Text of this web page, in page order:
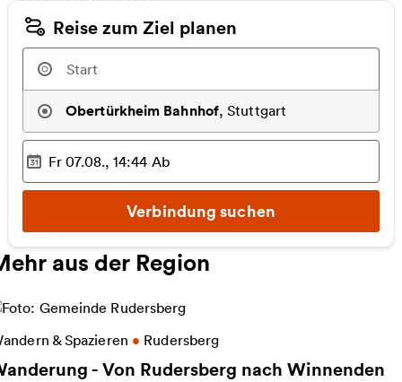
Reise zum Ziel planen
Obertürkheim Bahnhof,Stuttgart
Ausgewählter Zeitpunkt
Fr 07.08., 14:44 Ab
Verbindung suchen
aus der Region
& Spazieren • Rudersberg
- Von Rudersberg nach Winnenden
Informationen zu Wanderung - Von